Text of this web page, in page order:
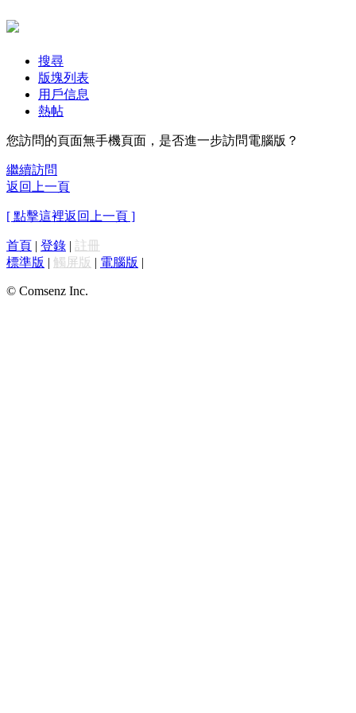
搜尋
版塊列表
用戶信息
熱帖
您訪問的頁面無手機頁面，是否進一步訪問電腦版？
繼續訪問
返回上一頁
[ 點擊這裡返回上一頁 ]
首頁 | 登錄 | 註冊
標準版 | 觸屏版 | 電腦版 |
© Comsenz Inc.